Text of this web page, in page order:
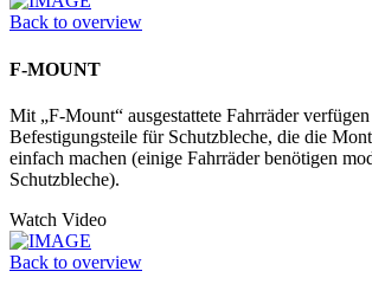
Back to overview
F-MOUNT
Mit „F-Mount“ ausgestattete Fahrräder
Befestigungsteile für Schutzbleche, die die
einfach machen (einige Fahrräder benötigen
Schutzbleche).
Watch Video
Back to overview